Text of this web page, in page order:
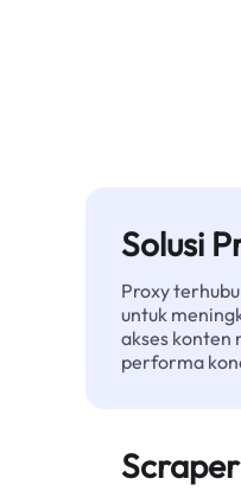
Solusi
Proxy
untuk
akses konten
performa